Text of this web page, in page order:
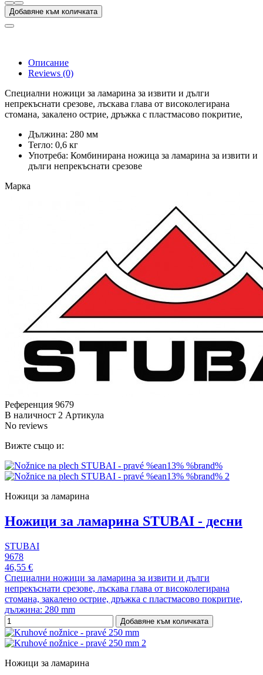
Добавяне към количката
Описание
Reviews (0)
Специални ножици за ламарина за извити и дълги
непрекъснати срезове, лъскава глава от високолегирана
стомана, закалено острие, дръжка с пластмасово покритие,
Дължина: 280 мм
Тегло: 0,6 кг
Употреба: Комбинирана ножица за ламарина за извити и
дълги непрекъснати срезове
Марка
Референция 9679
В наличност 2 Артикула
No reviews
Вижте също и:
Ножици за ламарина
Ножици за ламарина STUBAI - десни
STUBAI
9678
46,55 €
Специални ножици за ламарина за извити и дълги
непрекъснати срезове, лъскава глава от високолегирана
стомана, закалено острие, дръжка с пластмасово покритие,
дължина: 280 mm
Добавяне към количката
Ножици за ламарина